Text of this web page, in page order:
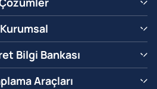
Kurumsal
Bilgi Bankası
Araçları